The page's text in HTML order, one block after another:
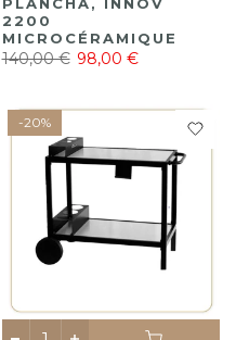
2200
MICROCÉRAMIQUE
140,00 € 98,00 €
-20%